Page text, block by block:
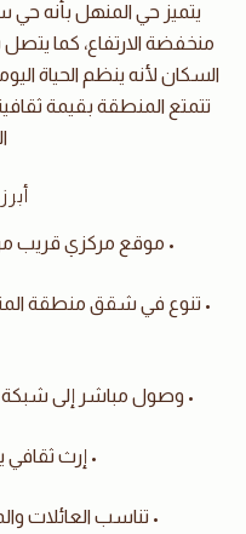
يتميز حي المنهل بأنه
منخفضة الارتفاع، كما يتصل
السكان لأنه ينظم الحياة
تتمتع المنطقة بقيمة
• موقع مركزي قريب
• تنوع في شقق منطقة
• وصول مباشر إلى شبكة
• إرث
• تناسب العائلات